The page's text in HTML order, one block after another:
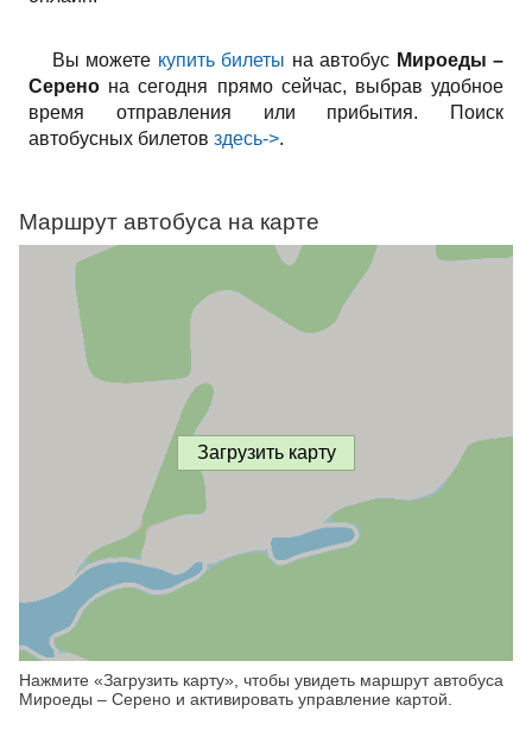
Вы можете купить билеты на автобус Мироеды –
Серено на сегодня прямо сейчас, выбрав удобное
время отправления или прибытия. Поиск
автобусных билетов здесь->.
Маршрут автобуса на карте
Загрузить карту
Нажмите «Загрузить карту», чтобы увидеть маршрут автобуса
Мироеды – Серено и активировать управление картой.